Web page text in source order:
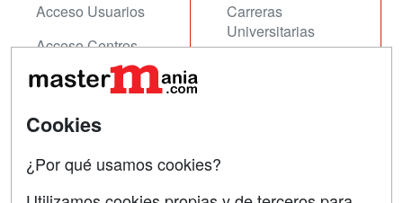
Acceso Usuarios
Acceso Centros
Carreras
Universitarias
Contactar
Cookies
¿Por qué usamos cookies?